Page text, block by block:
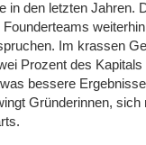
in den letzten Jahren.
Founderteams
Im krassen
Prozent des
bessere
Gründerinnen,